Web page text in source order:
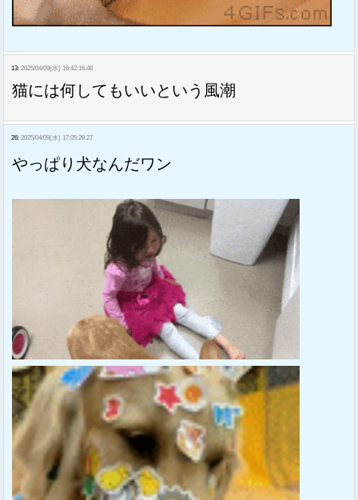
13: 2025/04/09(水) 16:42:16.48
猫には何してもいいという風潮
26: 2025/04/09(水) 17:05:29.27
やっぱり犬なんだワン